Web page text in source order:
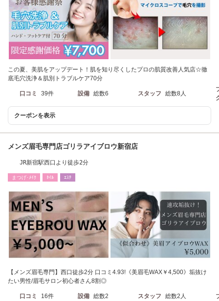
この夏、美肌をアップデート！肌を知り尽くしたプロの肌質改善人気店☆徹
底毛穴洗浄＆肌別トラブルケア70分
口コミ 39件 設備 総数6 スタッフ 総数8人
クーポンを表示
メンズ眉毛専門店ゴリラアイブロウ新宿店
JR新宿駅西口より徒歩2分
まつげ･ﾒｲｸ ﾈｲﾙ ｴｽﾃ
【メンズ眉毛専門】西口徒歩2分 口コミ4.93!《美眉毛WAX￥4,500》垢抜け
たい男性/眉毛サロン初心者さん8割◎
口コミ 16件 設備 総数2 スタッフ 総数2人